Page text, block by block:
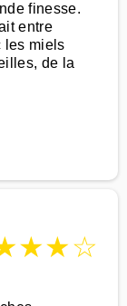
finesse.
entre
les miels
de la
★★☆